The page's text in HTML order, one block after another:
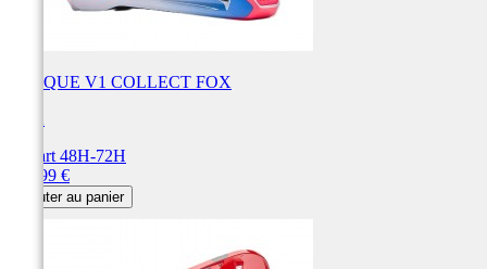
CASQUE V1 COLLECT FOX
Départ 48H-72H
229,99 €
Ajouter au panier